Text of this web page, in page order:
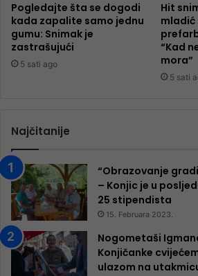
Pogledajte šta se dogodi
kada zapalite samo jednu
gumu: Snimak je
zastrašujući
5 sati ago
Hit
mladić
“Kad
mora”
5 sati
Najčitanije
“Obrazovanje
– Konjic je u
25 ​​stipendista
15. Februara 2023.
Nogometaši
Konjičanke
ulazom na